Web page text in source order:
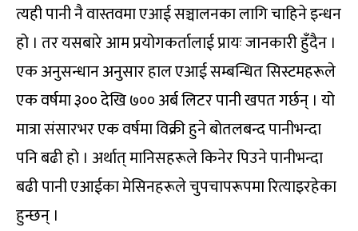
त्यही पानी नै वास्तवमा एआई सञ्चालनका लागि चाहिने इन्धन
हो । तर यसबारे आम प्रयोगकर्तालाई प्रायः जानकारी हुँदैन ।
एक अनुसन्धान अनुसार हाल एआई सम्बन्धित सिस्टमहरूले
एक वर्षमा ३०० देखि ७०० अर्ब लिटर पानी खपत गर्छन् । यो
मात्रा संसारभर एक वर्षमा विक्री हुने बोतलबन्द पानीभन्दा
पनि बढी हो । अर्थात् मानिसहरूले किनेर पिउने पानीभन्दा
बढी पानी एआईका मेसिनहरूले चुपचापरूपमा रित्याइरहेका
हुन्छन् ।